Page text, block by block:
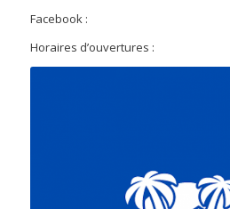
Facebook :
Horaires d’ouvertures :